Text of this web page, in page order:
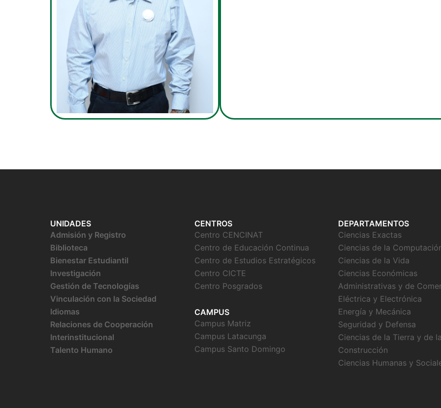
UNIDADES
Admisión y Registro
Biblioteca
Bienestar Estudiantil
Investigación
Gestión de Tecnologías
Vinculación con la Sociedad
Idiomas
Relaciones de Cooperación
Interinstitucional
Talento Humano
CENTROS
Centro CENCINAT
Centro de Educación Continua
Centro de Estudios Estratégicos
Centro CICTE
Centro Posgrados
CAMPUS
Campus Matriz
Campus Latacunga
Campus Santo Domingo
DEPARTAMENTOS
Ciencias Exactas
Ciencias de la
Ciencias de la Vida
Ciencias Económicas
Administrativas y de
Eléctrica y Electrónica
Energía y Mecánica
Seguridad y Defensa
Ciencias de la Tierra y de
Construcción
Ciencias Humanas y